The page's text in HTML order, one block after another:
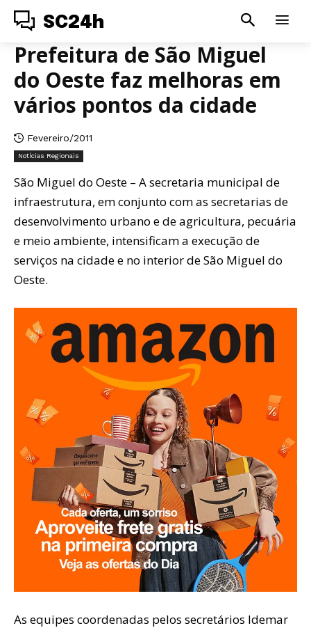
SC24h
Prefeitura de São Miguel
do Oeste faz melhoras em
vários pontos da cidade
Fevereiro/2011
Notícias Regionais
São Miguel do Oeste – A secretaria municipal de
infraestrutura, em conjunto com as secretarias de
desenvolvimento urbano e de agricultura, pecuária
e meio ambiente, intensificam a execução de
serviços na cidade e no interior de São Miguel do
Oeste.
As equipes coordenadas pelos secretários Idemar